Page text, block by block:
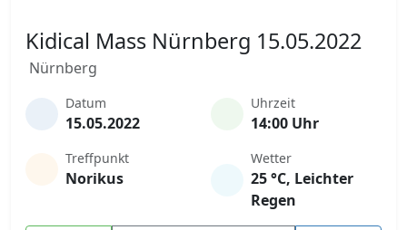
Kidical Mass Nürnberg 15.05.2022
Nürnberg
Datum
15.05.2022
Uhrzeit
14:00 Uhr
Treffpunkt
Norikus
Wetter
25 °C, Leichter
Regen